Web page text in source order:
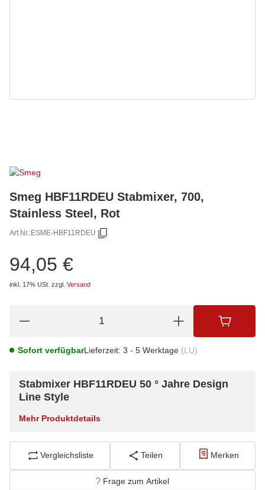
Smeg HBF11RDEU Stabmixer, 700,
Stainless Steel, Rot
Art.Nr.:ESME-HBF11RDEU
94,05 €
inkl. 17% USt. zzgl. Versand
Sofort verfügbarLieferzeit: 3 - 5 Werktage (LU)
Stabmixer HBF11RDEU 50 ° Jahre Design
Line Style
Mehr Produktdetails
Vergleichsliste Teilen Merken
Frage zum Artikel